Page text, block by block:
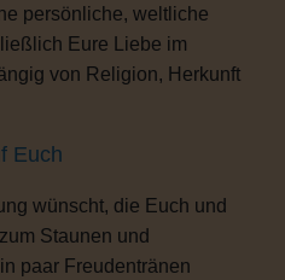
persönliche, weltliche
Eure Liebe im
von Religion, Herkunft
Euch
wünscht, die Euch und
Staunen und
paar Freudentränen